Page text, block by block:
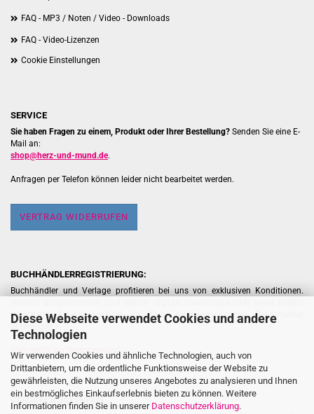
Diese Webseite verwendet Cookies und andere
Technologien
Wir verwenden Cookies und ähnliche Technologien, auch von
Drittanbietern, um die ordentliche Funktionsweise der Website zu
gewährleisten, die Nutzung unseres Angebotes zu analysieren und Ihnen
ein bestmögliches Einkaufserlebnis bieten zu können. Weitere
Informationen finden Sie in unserer Datenschutzerklärung.
FAQ - MP3 / Noten / Video - Downloads
FAQ - Video-Lizenzen
Cookie Einstellungen
SERVICE
Sie haben Fragen zu einem, Produkt oder Ihrer Bestellung? Senden Sie eine E-
Mail an:
shop@herz-und-mund.de.
Anfragen per Telefon können leider nicht bearbeitet werden.
VERTRAG WIDERRUFEN
BUCHHÄNDLERREGISTRIERUNG:
Buchhändler und Verlage profitieren bei uns von exklusiven Konditionen.
rabattierte Aktionsangebote, da diese einer gesonderten Preisstruktur
[ Hier geht's zur Registrierung ]
VERSANDKOSTENFREI